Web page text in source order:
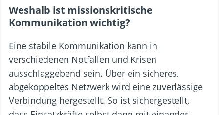
Weshalb ist missionskritische
Kommunikation wichtig?
Eine stabile Kommunikation kann in
verschiedenen Notfällen und Krisen
ausschlaggebend sein. Über ein sicheres,
abgekoppeltes Netzwerk wird eine zuverlässige
Verbindung hergestellt. So ist sichergestellt,